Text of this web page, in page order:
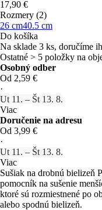
17,90 €
Rozmery (2)
26 cm40.5 cm
Do košíka
Na sklade 3 ks, doručíme
Ostatné > 5 položky na
Osobný odber
Od 2,59 €
·
Ut 11. – Št 13. 8.
Viac
Doručenie na adresu
Od 3,99 €
·
Ut 11. – Št 13. 8.
Viac
Sušiak na drobnú bielizeň
pomocník na sušenie
ktoré sú rozmiestnené po
alebo spodnú bielizeň.